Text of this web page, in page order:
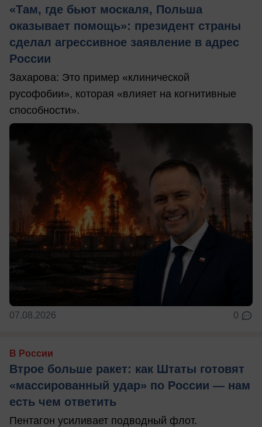
«Там, где бьют москаля, Польша
оказывает помощь»: президент страны
сделал агрессивное заявление в адрес
России
Захарова: Это пример «клинической
русофобии», которая «влияет на когнитивные
способности».
07.08.2026 0
В России
Втрое больше ракет: как Штаты готовят
«массированный удар» по России — нам
есть чем ответить
Пентагон усиливает подводный флот.